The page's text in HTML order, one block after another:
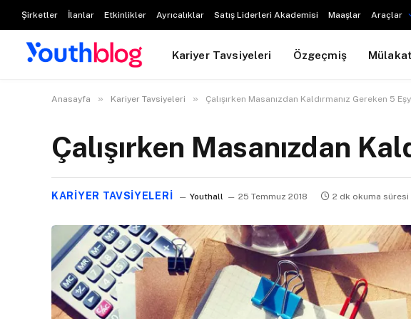
Şirketler İlanlar Etkinlikler Ayrıcalıklar Satış Liderleri Akademisi Maaşlar Araçlar
Kariyer Tavsiyeleri Özgeçmiş Mülakat
Anasayfa » Kariyer Tavsiyeleri » Çalışırken Masanızdan Kaldırmanız Gereken 5
Çalışırken Masanızdan
KARIYER TAVSIYELERI Youthall 25 Temmuz 2018 2 dk okuma süresi